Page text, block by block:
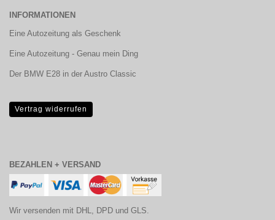
INFORMATIONEN
Eine Autozeitung als Geschenk
Eine Autozeitung - Genau mein Ding
Der BMW E28 in der Austro Classic
Vertrag widerrufen
BEZAHLEN + VERSAND
Wir versenden mit DHL, DPD und GLS.